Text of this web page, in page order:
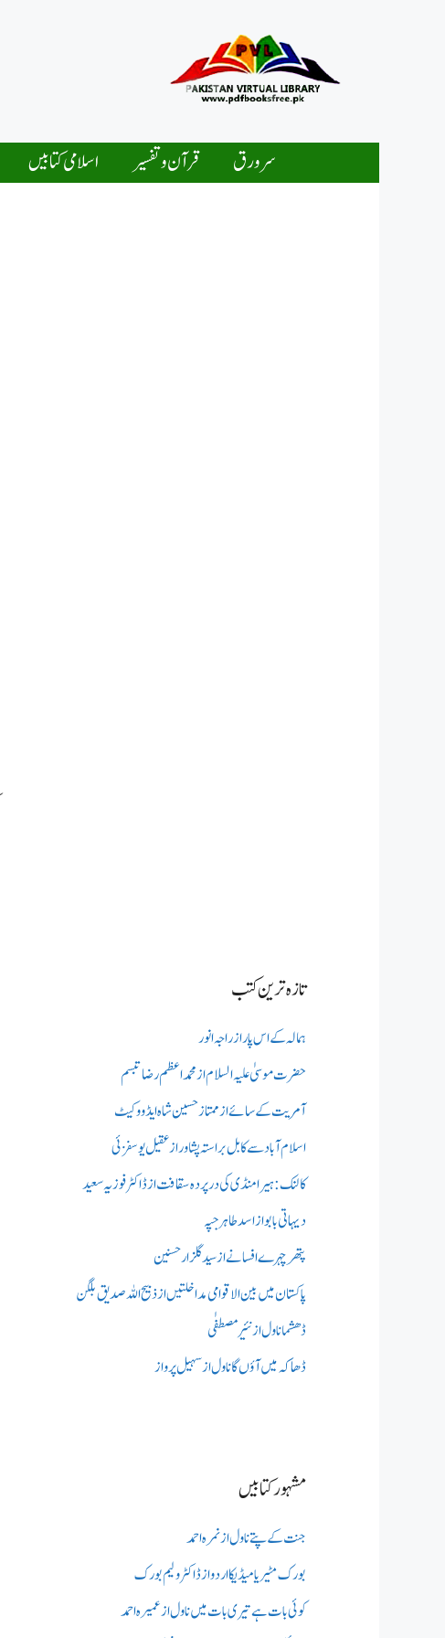
سرورق قرآن و تفسیر اسلامی کتابیں
تازہ ترین کتب
ہمالہ کے اس پار از راجہ انور
حضرت موسیٰ علیہ السلام از محمد اعظم رضا تبسم
آمریت کے سائے از ممتاز حسین شاہ ایڈووکیٹ
اسلام آباد سے کابل براستہ پشاور از عقیل یوسفزئی
کالنک: ہیرا منڈی کی در پردہ سقافت از ڈاکٹر فوزیہ سعید
دیہاتی بابو از اسد طاہر جپہ
پتھر چہرے افسانے از سید گلزار حسنین
پاکستان میں بین الاقوامی مداخلتیں از ذبیح اللہ صدیق بلگن
ڈھشما ناول از نئیر مصطفٰی
ڈھاکہ میں آؤں گا ناول از سہیل پرواز
مشہور کتابیں
جنت کے پتے ناول از نمرہ احمد
بورک مٹیریا میڈیکااردو از ڈاکٹر ولیم بورک
کوئی بات ہے تیری بات میں ناول از عمیرہ احمد